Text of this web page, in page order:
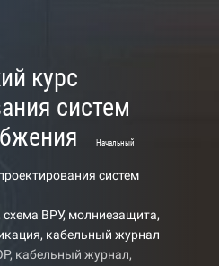
курс
систем
Начальный
систем
ВРУ, молниезащита,
кабельный журнал
кабельный журнал,